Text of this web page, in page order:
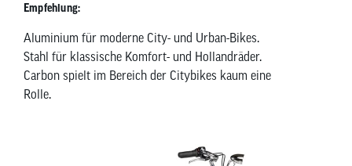
Empfehlung:
Aluminium für moderne City- und Urban-Bikes.
Stahl für klassische Komfort- und Hollandräder.
Carbon spielt im Bereich der Citybikes kaum eine
Rolle.